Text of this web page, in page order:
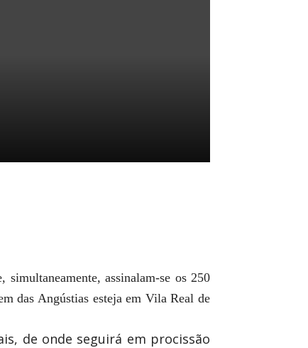
assinalam-se os 250
das Angústias esteja em Vila Real de
de onde seguirá em procissão